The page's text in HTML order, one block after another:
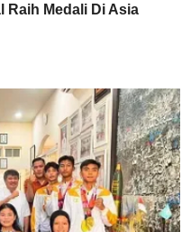
Raih Medali Di Asia